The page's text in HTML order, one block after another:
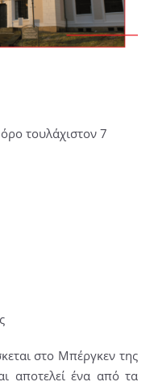
τουλάχιστον 7
στο Μπέργκεν της
αποτελεί ένα από τα